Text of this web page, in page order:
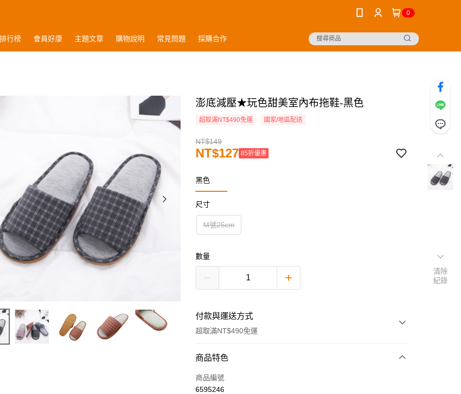
0
行榜 會員好康 主題文章 購物說明 常見問題 採購合作
澎底減壓★玩色甜美室內布拖鞋-黑色
超取滿NT$490免運 國家/地區配送
NT$149
NT$127 85折優惠
黑色
尺寸
M號25cm
數量
付款與運送方式
超取滿NT$490免運
付款方式
信用卡一次付款
商品特色
商品編號
6595246
清除
紀錄